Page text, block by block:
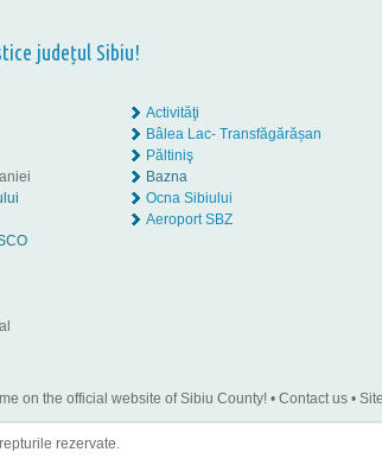
județul Sibiu!
Activităţi
Bâlea Lac- Transfăgărășan
Păltiniş
Bazna
Ocna Sibiului
Aeroport SBZ
on the official website of Sibiu County!• Contact us•
rezervate.